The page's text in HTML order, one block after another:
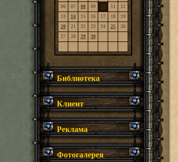
06
07 08 09 11
12
13
14 15 16 17 18
19
20
21 22 23 24 25
26
27
28 29 30
Библиотека
Клиент
Реклама
Фотогалерея